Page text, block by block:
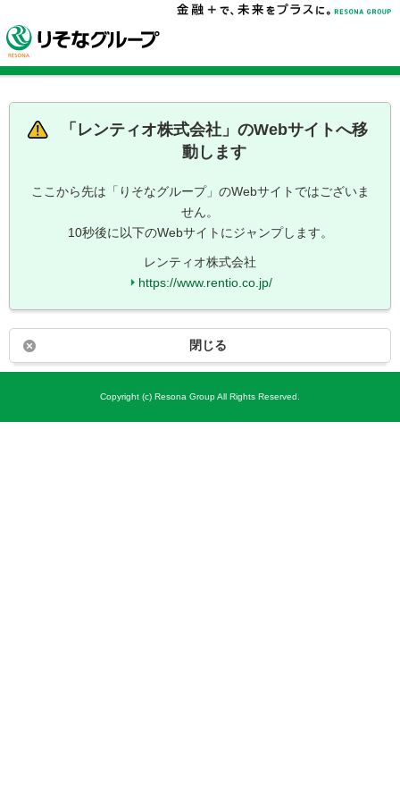
「 レンティオ株式会社 」のWebサイトへ移
動します
ここから先は「りそなグループ」のWebサイトではございま
せん。
10秒後に以下のWebサイトにジャンプします。
レンティオ株式会社
https://www.rentio.co.jp/
閉じる
Copyright (c) Resona Group All Rights Reserved.